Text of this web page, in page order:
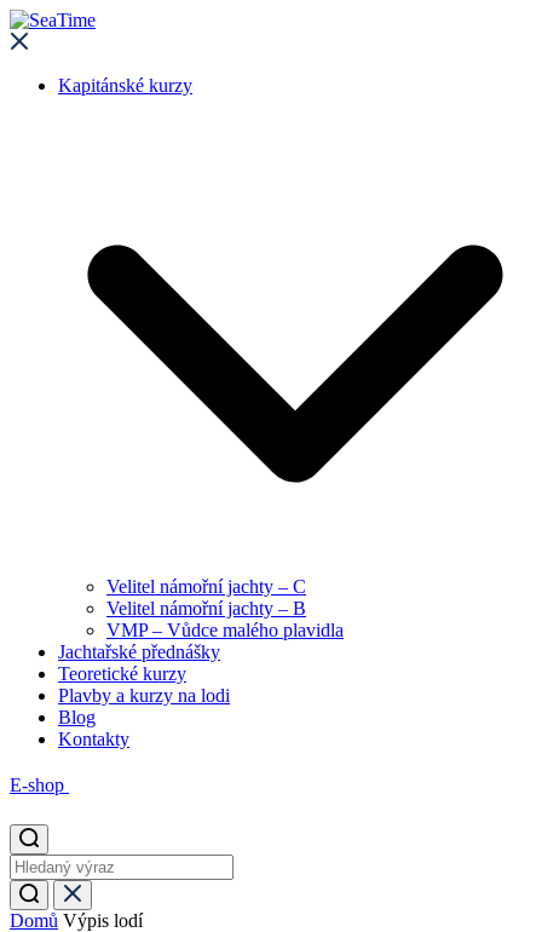
Kapitánské kurzy
Velitel námořní jachty – C
Velitel námořní jachty – B
VMP – Vůdce malého plavidla
Jachtařské přednášky
Teoretické kurzy
Plavby a kurzy na lodi
Blog
Kontakty
E-shop
Domů Výpis lodí